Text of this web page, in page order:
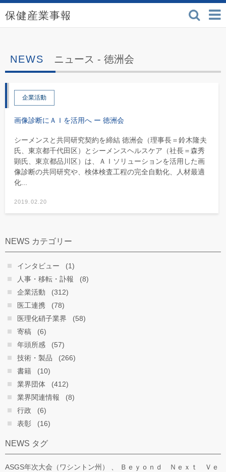
保健産業事報 - 医療機
検索
ニュース - 徳洲会
企業活動
画像診断にＡＩを活用へ ー 徳洲会
シーメンスと共同研究契約を締結 徳洲会（理事長＝鈴木隆夫
氏、東京都千代田区）とシーメンスヘルスケア（社長＝森秀
顕氏、東京都品川区）は、ＡＩソリューションを活用した画
像診断の共同研究や、検体検査工程の完全自動化、人材最適
化...
2019.02.20
NEWS カテゴリー
インタビュー
(1)
人事・移転・訃報
(8)
企業活動
(312)
医工連携
(78)
医理化硝子業界
(58)
寄稿
(6)
年頭所感
(57)
技術・製品
(266)
書籍
(10)
業界団体
(412)
業界関連情報
(8)
行政
(6)
表彰
(16)
NEWS タグ
ASGS年次大会（ワシントン州）
Ｂｅｙｏｎｄ Ｎｅｘｔ Ｖｅ